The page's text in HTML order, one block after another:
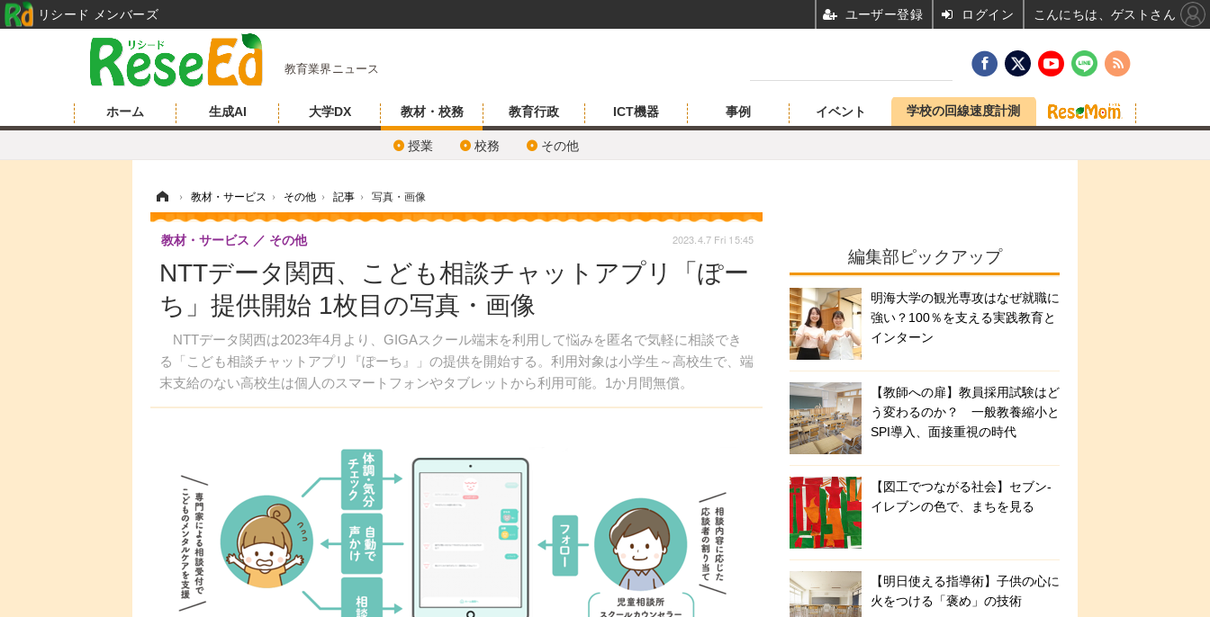
教育業界ニュース
ホーム 生成AI 大学DX 教材・校務
授業 校務 その他
教育行政 ICT機器 事例 イベント 学校の回線速度計測
› 教材・サービス › その他 › 記事 › 写真・画像
NTTデータ関西、こども相談チャットアプリ「ぽー
ち」提供開始 1枚目の写真・画像
NTTデータ関西は2023年4月より、GIGAスクール端末を利用して悩みを匿名で気軽に相談でき
る「こども相談チャットアプリ『ぽーち』」の提供を開始する。利用対象は小学生～高校生で、端
末支給のない高校生は個人のスマートフォンやタブレットから利用可能。1か月間無償。
教材・サービス その他 2023.4.7 Fri 15:45
編集部ピックアップ
明海大学の観光専攻はなぜ就職に
強い？100％を支える実践教育と
インターン
【教師への扉】教員採用試験はど
う変わるのか？ 一般教養縮小と
SPI導入、面接重視の時代
【図工でつながる社会】セブン‐
イレブンの色で、まちを見る
【明日使える指導術】子供の心に
火をつける「褒め」の技術
リシード メンバーズ ユーザー登録 ログイン こんにちは、ゲストさん